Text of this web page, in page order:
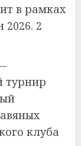
в рамках
2
турнир
клуба